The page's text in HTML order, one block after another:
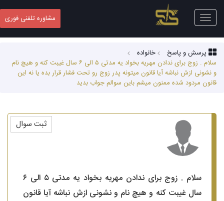
Toggle
navigation
مشاوره تلفنی فوری
پرسش و پاسخ
خانواده
سلام . زوج برای ندادن مهریه بخواد یه مدتی ۵ الی ۶ سال غیبت کنه و هیچ نام
و نشونی ازش نباشه آیا قانون میتونه پدر زوج رو تحت فشار قرار بده یا نه این
قانون مردود شده ممنون میشم باین سوالم جواب بدید
سلام . زوج برای ندادن مهریه بخواد یه مدتی ۵ الی ۶
سال غیبت کنه و هیچ نام و نشونی ازش نباشه آیا قانون
ثبت سوال